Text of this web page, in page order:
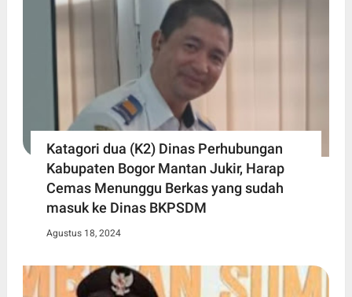
Katagori dua (K2) Dinas Perhubungan
Kabupaten Bogor Mantan Jukir, Harap
Cemas Menunggu Berkas yang sudah
masuk ke Dinas BKPSDM
Agustus 18, 2024